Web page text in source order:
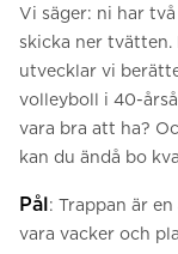
Vi säger: ni har
skicka ner tvätten.
utvecklar vi
volleyboll i 40-
vara bra att ha?
kan du ändå bo
Pål: Trappan är
vara vacker och